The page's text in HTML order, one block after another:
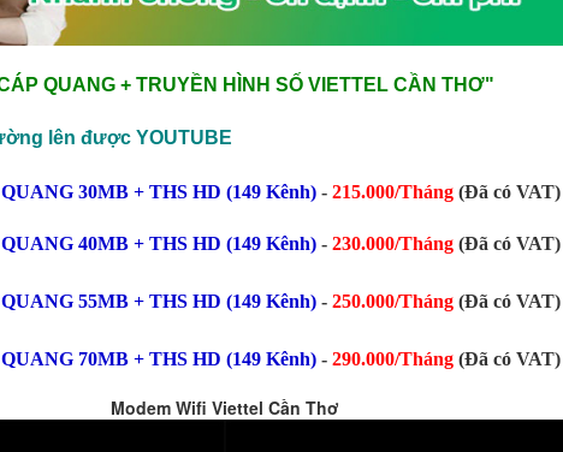
QUANG + TRUYỀN HÌNH SỐ VIETTEL CẦN THƠ"
lên được YOUTUBE
30MB + THS HD (149 Kênh) - 215.000/Tháng (Đã có VAT)
40MB + THS HD (149 Kênh) - 230.000/Tháng (Đã có VAT)
55MB + THS HD (149 Kênh) - 250.000/Tháng (Đã có VAT)
70MB + THS HD (149 Kênh) - 290.000/Tháng (Đã có VAT)
Modem Wifi Viettel Cần Thơ